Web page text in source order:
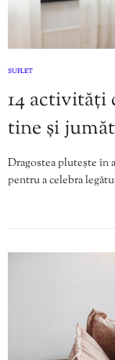
SUFLET
14 activități
tine și
Dragostea plutește în
pentru a celebra